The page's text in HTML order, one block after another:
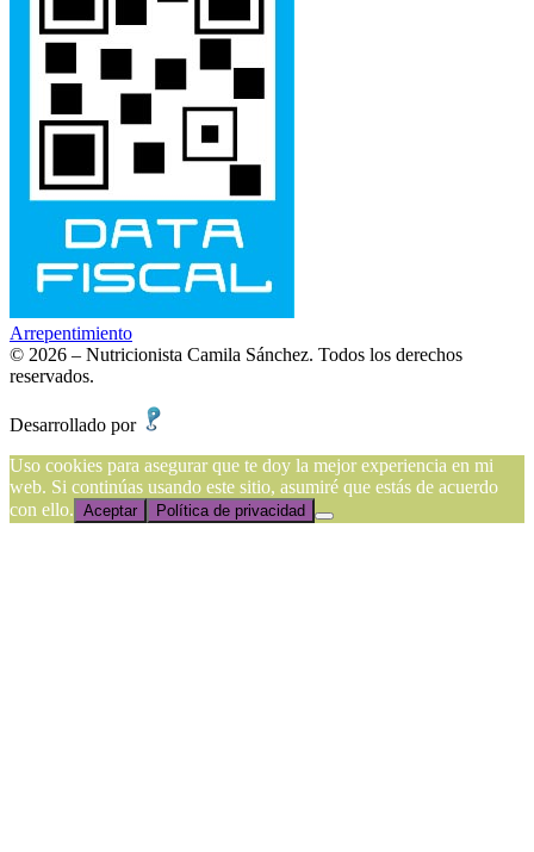
Arrepentimiento
© 2026 – Nutricionista Camila Sánchez. Todos los derechos
reservados.
Desarrollado por
Uso cookies para asegurar que te doy la mejor experiencia en mi
web. Si continúas usando este sitio, asumiré que estás de acuerdo
con ello. Aceptar Política de privacidad